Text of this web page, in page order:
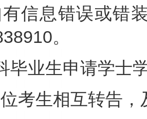
信息错误或错
。
毕业生申请学士
考生相互转告